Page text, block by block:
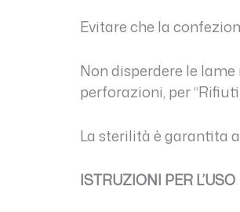
Evitare che la
Non disperdere le
perforazioni, per
La sterilità è garantita
ISTRUZIONI PER L’USO